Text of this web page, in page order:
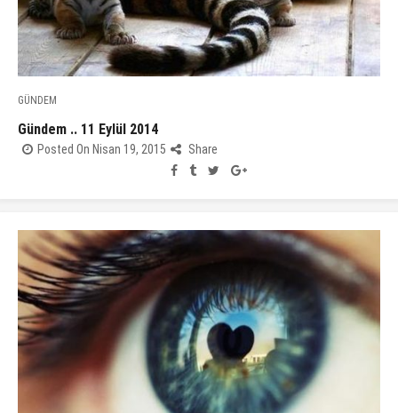
GÜNDEM
Gündem .. 11 Eylül 2014
Posted On Nisan 19, 2015 Share